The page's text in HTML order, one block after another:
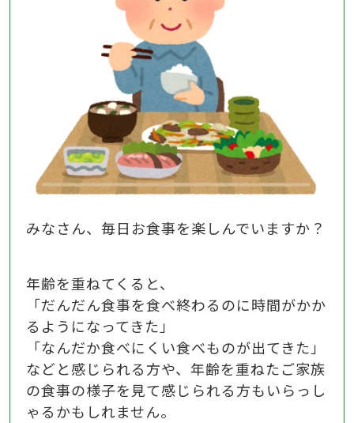
みなさん、毎日お食事を楽しんでいますか？
年齢を重ねてくると、
「だんだん食事を食べ終わるのに時間がかか
るようになってきた」
「なんだか食べにくい食べものが出てきた」
などと感じられる方や、年齢を重ねたご家族
の食事の様子を見て感じられる方もいらっし
ゃるかもしれません。